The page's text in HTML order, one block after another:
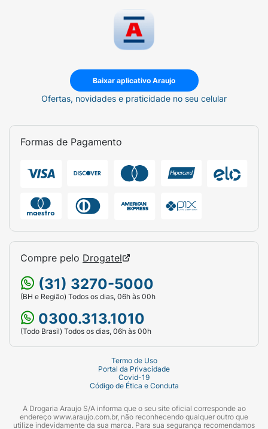
Baixar aplicativo Araujo
Ofertas, novidades e praticidade no seu celular
Formas de Pagamento
Compre pelo Drogatel
(31) 3270-5000
(BH e Região) Todos os dias, 06h às 00h
0300.313.1010
(Todo Brasil) Todos os dias, 06h às 00h
Termo de Uso
Portal da Privacidade
Covid-19
Código de Ética e Conduta
A Drogaria Araujo S/A informa que o seu site oficial corresponde ao
endereço www.araujo.com.br, não reconhecendo qualquer outro que
utilize indevidamente da sua marca. Para sua segurança recomendamos